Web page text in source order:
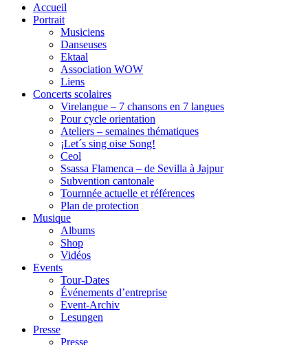
Accueil
Portrait
Musiciens
Danseuses
Ektaal
Association WOW
Liens
Concerts scolaires
Virelangue – 7 chansons en 7 langues
Pour cycle orientation
Ateliers – semaines thématiques
¡Let´s sing oise Song!
Ceol
Ssassa Flamenca – de Sevilla à Jajpur
Subvention cantonale
Tournnée actuelle et références
Plan de protection
Musique
Albums
Shop
Vidéos
Events
Tour-Dates
Événements d’entreprise
Event-Archiv
Lesungen
Presse
Presse